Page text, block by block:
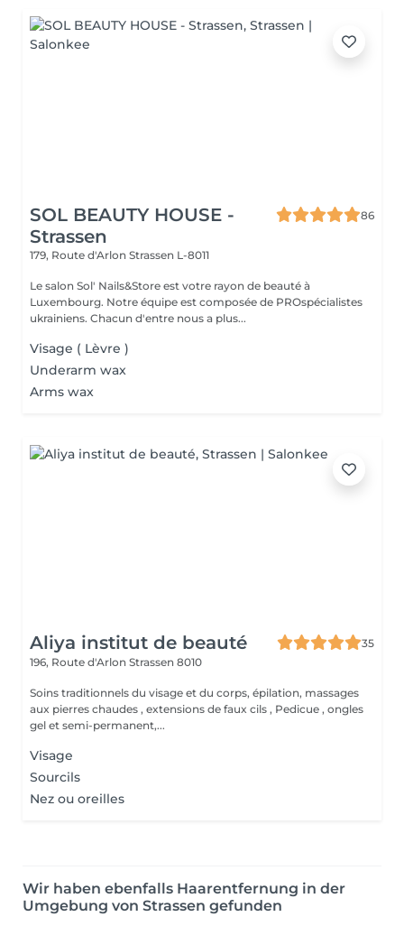
SOL BEAUTY HOUSE -
Strassen
86
179, Route d'Arlon Strassen L-8011
Le salon Sol' Nails&Store est votre rayon de beauté à
Luxembourg. Notre équipe est composée de PROspécialistes
ukrainiens. Chacun d'entre nous a plus...
Visage ( Lèvre )
Underarm wax
Arms wax
Aliya institut de beauté
35
196, Route d'Arlon Strassen 8010
Soins traditionnels du visage et du corps, épilation, massages
aux pierres chaudes , extensions de faux cils , Pedicue , ongles
gel et semi-permanent,...
Visage
Sourcils
Nez ou oreilles
Wir haben ebenfalls Haarentfernung in der
Umgebung von Strassen gefunden